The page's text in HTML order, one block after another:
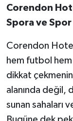
Corendon
Spora ve Spor
Corendon
hem futbol hem
dikkat çekmenin
alanında değil,
sunan sahaları